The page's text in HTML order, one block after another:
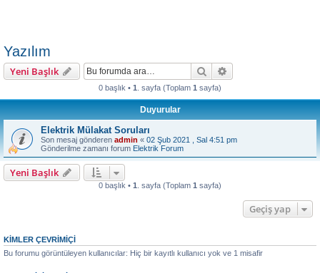
Yazılım
Yeni Başlık Ara
0 başlık • 1 . sayfa (Toplam 1 sayfa)
Duyurular
Elektrik Mülakat Soruları
Son mesaj gönderen admin « 02 Şub 2021 , Sal 4:51 pm
Gönderilme zamanı forum Elektrik Forum
Yeni Başlık
0 başlık • 1 . sayfa (Toplam 1 sayfa)
Geçiş yap
KIMLER ÇEVRIMIÇI
Bu forumu görüntüleyen kullanıcılar: Hiç bir kayıtlı kullanıcı yok ve 1 misafir